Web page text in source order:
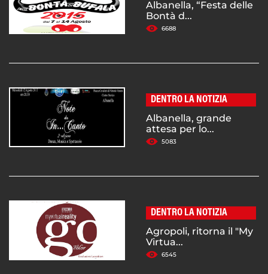
Albanella, “Festa delle
Bontà d...
6688
DENTRO LA NOTIZIA
Albanella, grande
attesa per lo...
5083
DENTRO LA NOTIZIA
Agropoli, ritorna il "My
Virtua...
6545